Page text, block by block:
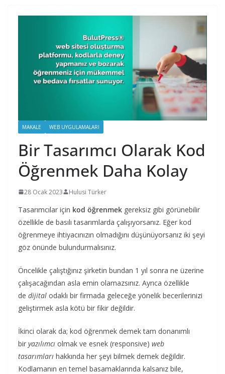
MAKALE WEB UYGULAMALARI
Bir Tasarımcı Olarak Kod
Öğrenmek Daha Kolay
28 Ocak 2023 Hulusi Türker
Tasarımcılar için kod öğrenmek gereksiz gibi görünebilir
özellikle de basılı tasarımlarda çalışıyorsanız. Eğer kod
öğrenmeye ihtiyacınızın olmadığını düşünüyorsanız iki şeyi
göz önünde bulundurmalısınız.
Öncelikle çalıştığınız şirketin bundan 1 yıl sonra ne üzerine
çalışacağından asla emin olamazsınız. Ayrıca özellikle
de dijital odaklı bir firmada geleceğe yönelik becerilerinizi
geliştirmek asla kötü bir fikir değildir.
İkinci olarak da; kod öğrenmek demek tam donanımlı
bir yazılımcı olmak ve esnek (responsive) web
tasarımları hakkında her şeyi bilmek demek değildir.
Kodlamanın en temel basamaklarında kalsanız bile,